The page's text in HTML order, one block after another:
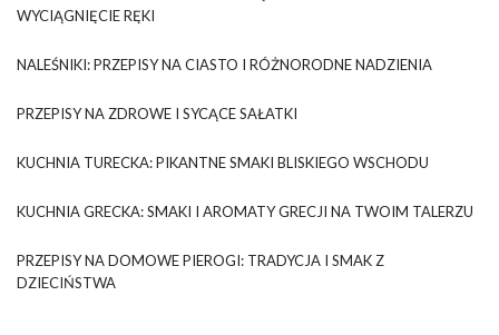
WYCIĄGNIĘCIE RĘKI
NALEŚNIKI: PRZEPISY NA CIASTO I RÓŻNORODNE NADZIENIA
PRZEPISY NA ZDROWE I SYCĄCE SAŁATKI
KUCHNIA TURECKA: PIKANTNE SMAKI BLISKIEGO WSCHODU
KUCHNIA GRECKA: SMAKI I AROMATY GRECJI NA TWOIM TALERZU
PRZEPISY NA DOMOWE PIEROGI: TRADYCJA I SMAK Z
DZIECIŃSTWA